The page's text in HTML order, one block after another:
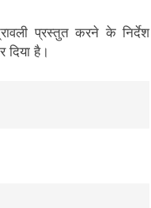
प्रस्तुत करने के निर्देश
दिया है।